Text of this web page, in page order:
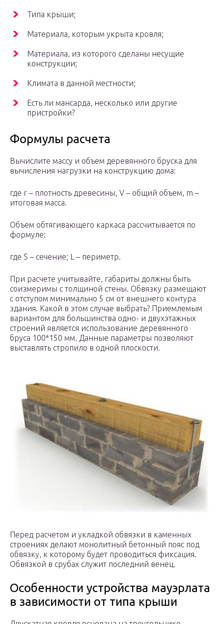
Типа крыши;
Материала, которым укрыта кровля;
Материала, из которого сделаны несущие
конструкции;
Климата в данной местности;
Есть ли мансарда, несколько или другие
пристройки?
Формулы расчета
Вычислите массу и объем деревянного бруска для
вычисления нагрузки на конструкцию дома:
где r – плотность древесины, V – общий объем, m –
итоговая масса.
Объем обтягивающего каркаса рассчитывается по
формуле:
где S – сечение; L – периметр.
При расчете учитывайте, габариты должны быть
соизмеримы с толщиной стены. Обвязку размещают
с отступом минимально 5 см от внешнего контура
здания. Какой в этом случае выбрать? Приемлемым
вариантом для большинства одно- и двухэтажных
строений является использование деревянного
бруса 100*150 мм. Данные параметры позволяют
выставлять стропило в одной плоскости.
Перед расчетом и укладкой обвязки в каменных
строениях делают монолитный бетонный пояс под
обвязку, к которому будет проводиться фиксация.
Обвязкой в срубах служит последний венец.
Особенности устройства мауэрлата
в зависимости от типа крыши